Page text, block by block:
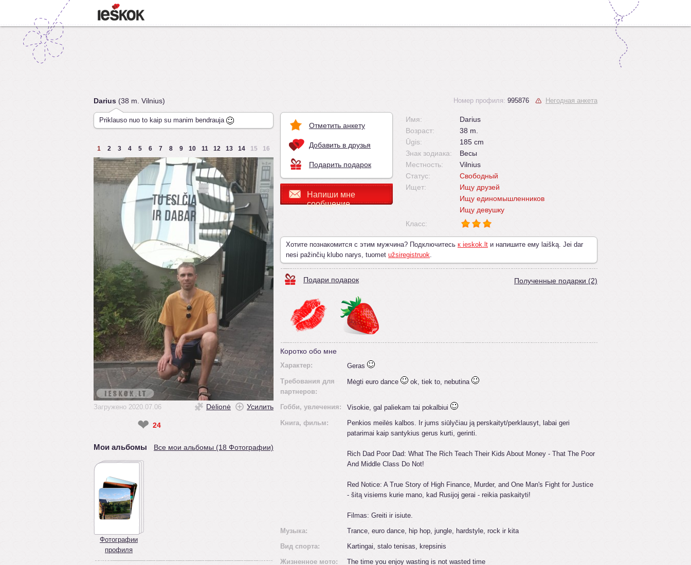
Darius (38 m. Vilnius)
Priklauso nuo to kaip su manim bendrauja
1 2 3 4 5 6 7 8 9 10 11 12 13 14 15 16
Загружено 2020.07.06 Dėlionė Усилить
❤ 24
Мои альбомы Все мои альбомы (18 Фотографии)
Фотографии
профиля
Отметить анкету
Добавить в друзья
Подарить подарок
Напиши мне
сообщение
Номер профиля: 995876 Негодная анкета
Имя:
Darius
Возраст:
38 m.
Ūgis:
185 cm
Знак зодиака:
Весы
Местность:
Vilnius
Статус:
Свободный
Ищет:
Ищу друзей
Ищу единомышленников
Ищу девушку
Класс:
Хотите познакомится с этим мужчина? Подключитесь к ieskok.lt и напишите ему laišką. Jei dar
nesi pažinčių klubo narys, tuomet užsiregistruok.
Подари подарок Полученные подарки (2)
Коротко обо мне
Характер:
Geras
Требования для
партнеров:
Mėgti euro dance ok, tiek to, nebutina
Гобби, увлечения:
Visokie, gal paliekam tai pokalbiui
Kнига, фильм:
Penkios meilės kalbos. Ir jums siūlyčiau ją perskaityt/perklausyt, labai geri
patarimai kaip santykius gerus kurti, gerinti.
Rich Dad Poor Dad: What The Rich Teach Their Kids About Money - That The Poor
And Middle Class Do Not!
Red Notice: A True Story of High Finance, Murder, and One Man's Fight for Justice
- šitą visiems kurie mano, kad Rusijoj gerai - reikia paskaityti!
Filmas: Greiti ir isiute.
Mузыка:
Trance, euro dance, hip hop, jungle, hardstyle, rock ir kita
Вид спорта:
Kartingai, stalo tenisas, krepsinis
Жизненное мото:
The time you enjoy wasting is not wasted time